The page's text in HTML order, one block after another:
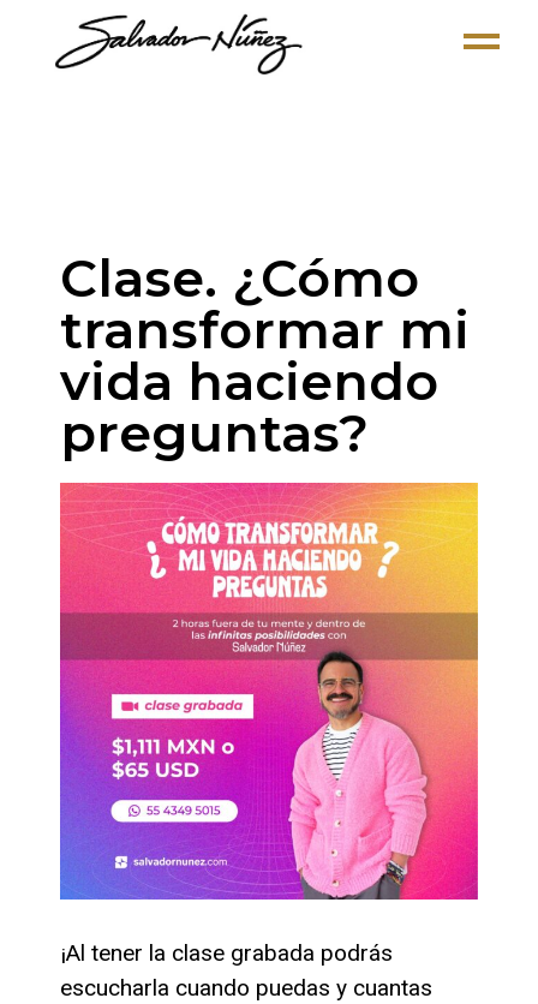
Clase. ¿Cómo
transformar mi
vida haciendo
preguntas?
¡Al tener la clase grabada podrás
escucharla cuando puedas y cuantas